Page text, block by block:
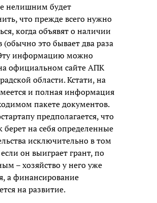
нелишним будет
что прежде всего нужно
когда объявят о наличии
(обычно это бывает два раза
информацию можно
официальном сайте АПК
области. Кстати, на
и полная информация
пакете документов.
предполагается, что
берет на себя определенные
исключительно в том
он выиграет грант, по
– хозяйство у него уже
а финансирование
на развитие.